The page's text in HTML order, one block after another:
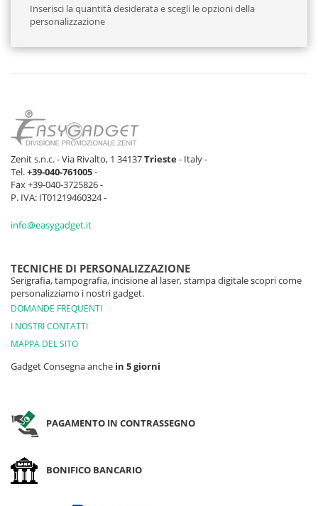
Inserisci la quantità desiderata e scegli le opzioni della
personalizzazione
Zenit s.n.c. - Via Rivalto, 1 34137Trieste- Italy -
Tel.+39-040-761005-
Fax +39-040-3725826 -
P. IVA: IT01219460324 -
info@easygadget.it
TECNICHE DI PERSONALIZZAZIONE
Serigrafia, tampografia, incisione al laser, stampa digitale scopri come
personalizziamo i nostri gadget.
DOMANDE FREQUENTI
I NOSTRI CONTATTI
MAPPA DEL SITO
Gadget Consegna anche in 5 giorni
PAGAMENTO IN CONTRASSEGNO
BONIFICO BANCARIO